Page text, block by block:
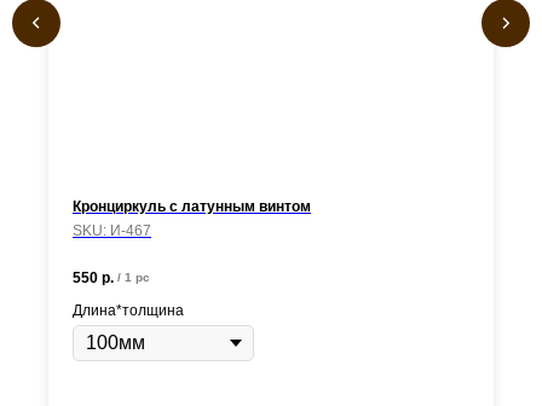
Кронциркуль с латунным винтом
SKU: И-467
550 р. / 1 pc
Длина*толщина